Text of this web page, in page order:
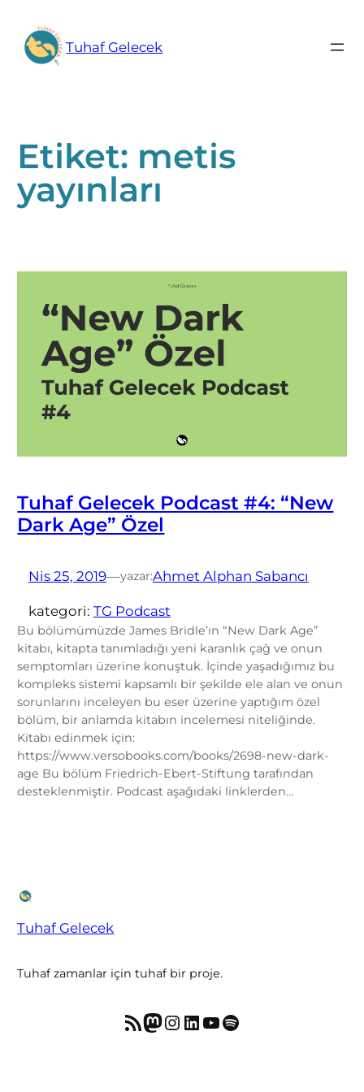
geç
Tuhaf Gelecek
Etiket: metis
yayınları
Tuhaf Gelecek Podcast #4: “New
Dark Age” Özel
Nis 25, 2019—yazar:Ahmet Alphan Sabancı
kategori: TG Podcast
Bu bölümümüzde James Bridle’ın “New Dark Age”
kitabı, kitapta tanımladığı yeni karanlık çağ ve onun
semptomları üzerine konuştuk. İçinde yaşadığımız bu
kompleks sistemi kapsamlı bir şekilde ele alan ve onun
sorunlarını inceleyen bu eser üzerine yaptığım özel
bölüm, bir anlamda kitabın incelemesi niteliğinde.
Kitabı edinmek için:
https://www.versobooks.com/books/2698-new-dark-
age Bu bölüm Friedrich-Ebert-Stiftung tarafından
desteklenmiştir. Podcast aşağıdaki linklerden…
Tuhaf Gelecek
Tuhaf zamanlar için tuhaf bir proje.
RSS akışı Mastodon Instagram LinkedIn YouTube Spotify